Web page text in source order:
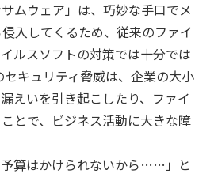
ムウェア」は、巧妙な手口でメ
入してくるため、従来のファイ
ルスソフトの対策では十分では
キュリティ脅威は、企業の大小
えいを引き起こしたり、ファイ
とで、ビジネス活動に大きな障
予算はかけられないから……」と